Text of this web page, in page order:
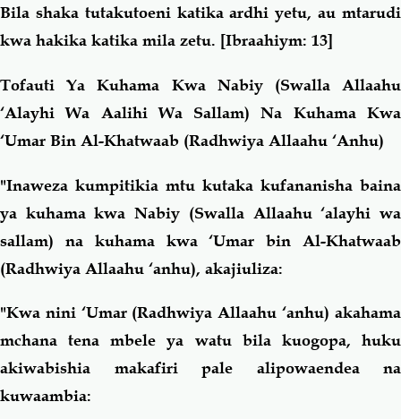
Bila shaka tutakutoeni katika ardhi yetu, au mtarudi
kwa hakika katika mila zetu. [Ibraahiym: 13]
Tofauti Ya Kuhama Kwa Nabiy (Swalla Allaahu
‘Alayhi Wa Aalihi Wa Sallam) Na Kuhama Kwa
‘Umar Bin Al-Khatwaab (Radhwiya Allaahu ‘Anhu)
"Inaweza kumpitikia mtu kutaka kufananisha baina
ya kuhama kwa Nabiy (Swalla Allaahu ‘alayhi wa
sallam) na kuhama kwa ‘Umar bin Al-Khatwaab
(Radhwiya Allaahu ‘anhu), akajiuliza:
"Kwa nini ‘Umar (Radhwiya Allaahu ‘anhu) akahama
mchana tena mbele ya watu bila kuogopa, huku
akiwabishia makafiri pale alipowaendea na
kuwaambia: